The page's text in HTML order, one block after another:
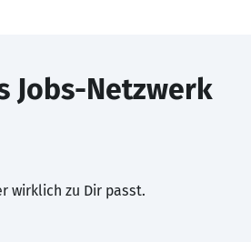
Jobs-Netzwerk
wirklich zu Dir passt.